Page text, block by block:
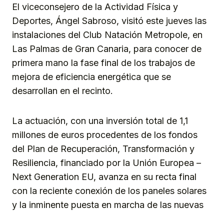
El viceconsejero de la Actividad Física y
Deportes, Ángel Sabroso, visitó este jueves las
instalaciones del Club Natación Metropole, en
Las Palmas de Gran Canaria, para conocer de
primera mano la fase final de los trabajos de
mejora de eficiencia energética que se
desarrollan en el recinto.
La actuación, con una inversión total de 1,1
millones de euros procedentes de los fondos
del Plan de Recuperación, Transformación y
Resiliencia, financiado por la Unión Europea –
Next Generation EU, avanza en su recta final
con la reciente conexión de los paneles solares
y la inminente puesta en marcha de las nuevas